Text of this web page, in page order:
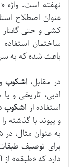
نهفته است. واژه
عنوان اصطلاح
کشی و حتی گفتار
ساختمان
باعث شده که به
در مقابل، اشکوب
ادبی، تاریخی و
استفاده از اشکوب
و پیوند با گذشته
به عنوان مثال،
برای توصیف
دارد که «طبقه»